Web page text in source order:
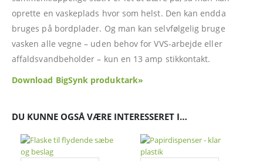
oprette en vaskeplads hvor som helst. Den kan endda
bruges på bordplader. Og man kan selvfølgelig bruge
vasken alle vegne – uden behov for VVS-arbejde eller
affaldsvandbeholder – kun en 13 amp stikkontakt.
Download BigSynk produktark»
DU KUNNE OGSÅ VÆRE INTERESSERET I…